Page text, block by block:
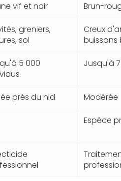
vif et noir Brun-
greniers,
sol
Creux
buissons
5 000
Jusqu'à
près du nid Modérée
Espèce